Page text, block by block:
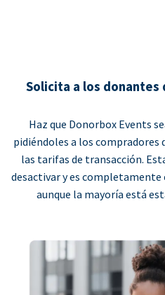
Solicita a los donantes
Haz que Donorbox Events
pidiéndoles a los compradores
las tarifas de transacción.
desactivar y es
aunque la mayoría está